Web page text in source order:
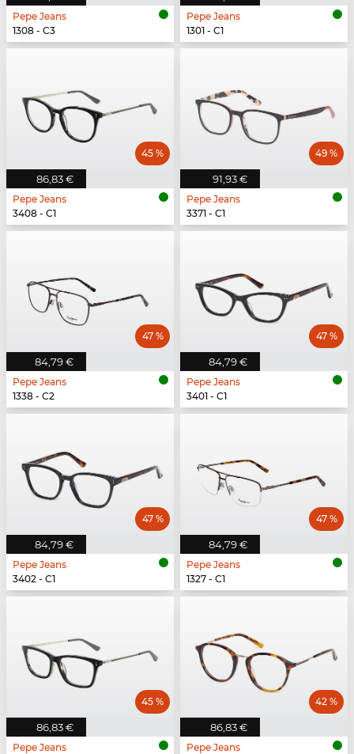
Pepe Jeans
1308 - C3
Pepe Jeans
1301 - C1
86,83 €
45 %
Pepe Jeans
3408 - C1
91,93 €
49 %
Pepe Jeans
3371 - C1
84,79 €
47 %
Pepe Jeans
1338 - C2
84,79 €
47 %
Pepe Jeans
3401 - C1
84,79 €
47 %
Pepe Jeans
3402 - C1
84,79 €
47 %
Pepe Jeans
1327 - C1
86,83 €
45 %
Pepe Jeans
86,83 €
42 %
Pepe Jeans